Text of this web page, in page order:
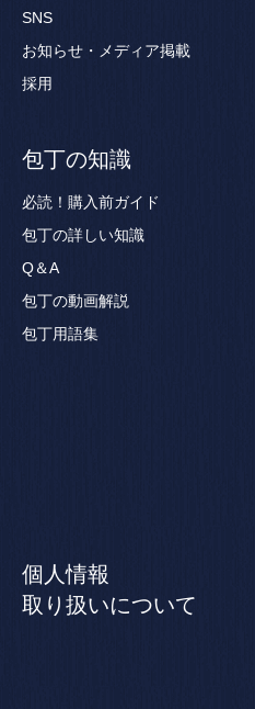
SNS
お知らせ・メディア掲載
採用
包丁の知識
必読！購入前ガイド
包丁の詳しい知識
Q＆A
包丁の動画解説
包丁用語集
個人情報
取り扱いについて